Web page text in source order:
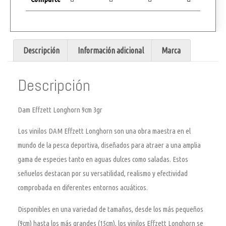
Descripción Información adicional Marca
Descripción
Dam Effzett Longhorn 9cm 3gr
Los vinilos DAM Effzett Longhorn son una obra maestra en el
mundo de la pesca deportiva, diseñados para atraer a una amplia
gama de especies tanto en aguas dulces como saladas. Estos
señuelos destacan por su versatilidad, realismo y efectividad
comprobada en diferentes entornos acuáticos.
Disponibles en una variedad de tamaños, desde los más pequeños
(9cm) hasta los más grandes (15cm), los vinilos Effzett Longhorn se